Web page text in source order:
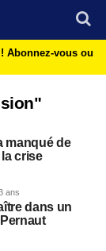
Abonnez-vous ou
manqué de
crise
ans
dans un